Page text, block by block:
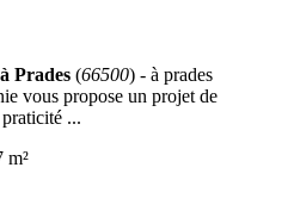
Prades (66500) - à prades
vous propose un projet de
...
m²